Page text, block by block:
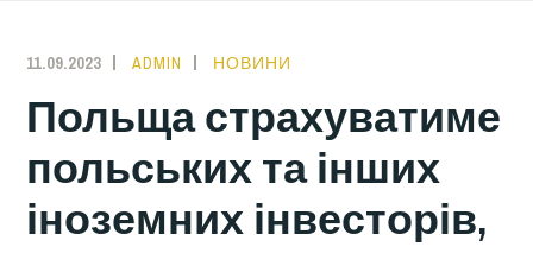
11.09.2023 ADMIN НОВИНИ
Польща страхуватиме
польських та інших
іноземних інвесторів,